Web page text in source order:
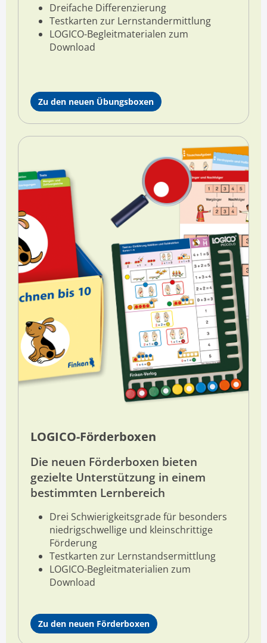
Dreifache Differenzierung
Testkarten zur Lernstandermittlung
LOGICO-Begleitmaterialen zum
Download
Zu den neuen Übungsboxen
LOGICO-Förderboxen
Die neuen Förderboxen bieten
gezielte Unterstützung in einem
bestimmten Lernbereich
Drei Schwierigkeitsgrade für besonders
niedrigschwellige und kleinschrittige
Förderung
Testkarten zur Lernstandsermittlung
LOGICO-Begleitmaterialien zum
Download
Zu den neuen Förderboxen